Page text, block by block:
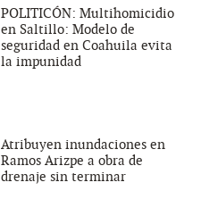
POLITICÓN: Multihomicidio
en Saltillo: Modelo de
seguridad en Coahuila evita
la impunidad
Atribuyen inundaciones en
Ramos Arizpe a obra de
drenaje sin terminar